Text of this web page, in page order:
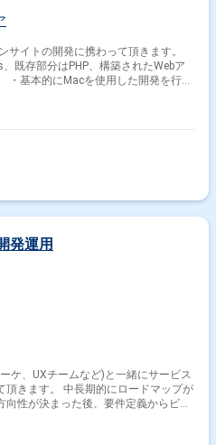
サイトの開発に携わって頂きます。
既存部分はPHP、構築されたWebア
・基本的にMacを使用した開発を行っ
発運用
ケ、UXチームなど)と一緒にサービス
にロードマップが
性が決まった後、要件定義からビジ